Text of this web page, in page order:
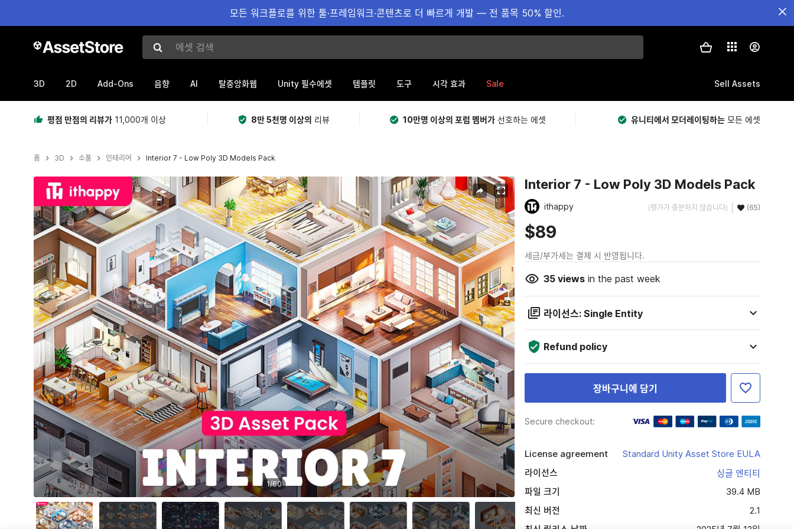
모든 워크플로를 위한 툴·프레임워크·콘텐츠로 더 빠르게 개발 — 전 품목 50% 할인.
에셋 검색
3D 2D Add-Ons 음향 AI 탈중앙화웹 Unity 필수에셋 템플릿 도구 시각 효과 Sale Sell Assets
평점 만점의 리뷰가 11,000개 이상 8만 5천명 이상의 리뷰 10만명 이상의 포럼 멤버가 선호하는 에셋 유니티에서 모더레이팅하는 모든 에셋
홈 3D 소품 인테리어 Interior 7 - Low Poly 3D Models Pack
현재 슬라이드: 1 / 60
1/60
Interior 7 - Low Poly 3D Models Pack
ithappy (평가가 충분하지 않습니다) (65)
$89
세금/부가세는 결제 시 반영됩니다.
35viewsin the past week
라이선스: Single Entity
Refund policy
장바구니에 담기
Secure checkout:
License agreement
Standard Unity Asset Store EULA
라이선스
싱글 엔티티
파일 크기
39.4 MB
최신 버전
2.1